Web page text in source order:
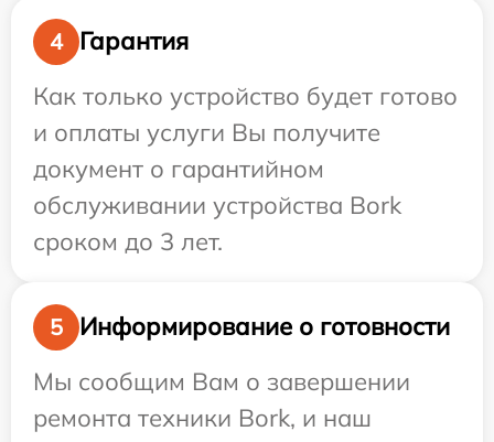
4
Гарантия
Как только устройство будет готово
и оплаты услуги Вы получите
документ о гарантийном
обслуживании устройства Bork
сроком до 3 лет.
5
Информирование о готовности
Мы сообщим Вам о завершении
ремонта техники Bork, и наш